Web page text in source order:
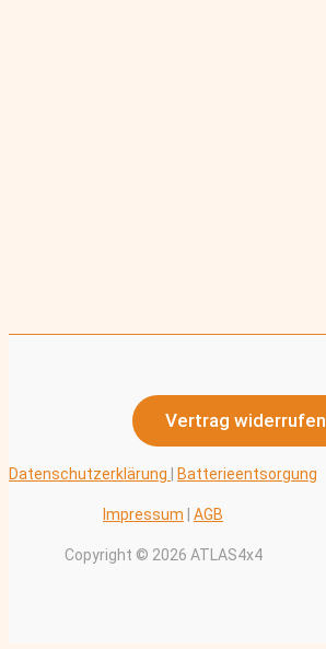
Vertrag widerrufen
Datenschutzerklärung Batterieentsorgung
Impressum AGB
Copyright © 2026 ATLAS4x4